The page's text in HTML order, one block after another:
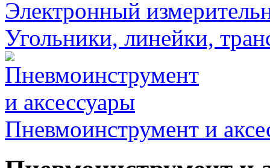
Электронный
Угольники, линейки,
Пневмоинструмент и